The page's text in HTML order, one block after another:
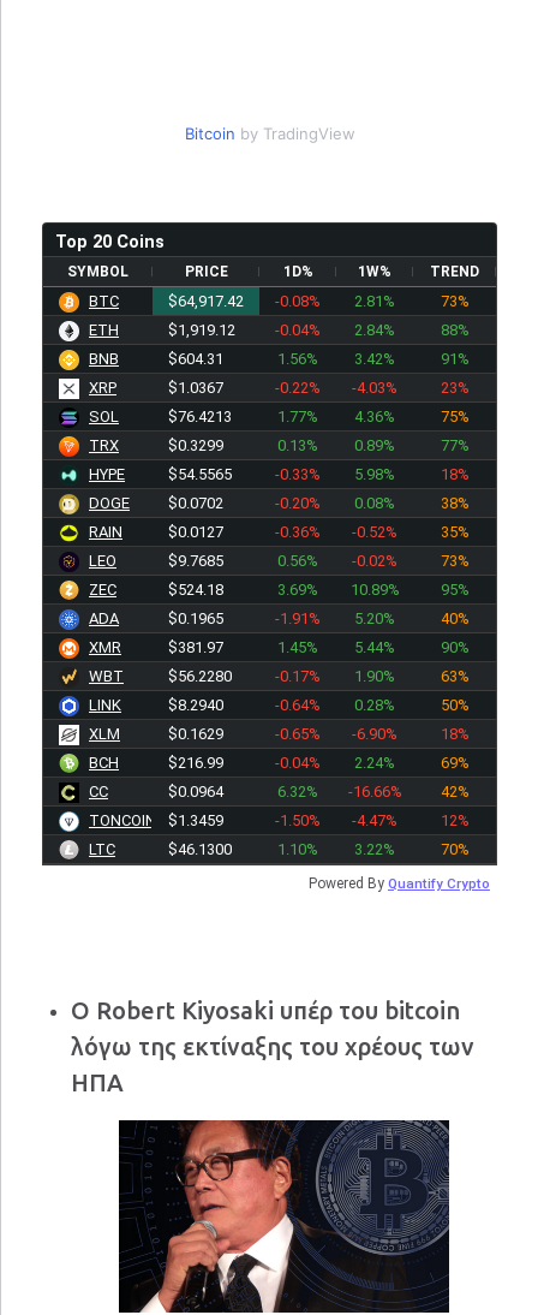
Bitcoin by TradingView
Top 20 Coins
SYMBOL PRICE 1D% 1W% TREND
BTC $64,917.42 -0.08% 2.81%
73%
ETH
$1,919.12 -0.04% 2.84%
88%
BNB
$604.31 1.56% 3.42%
91%
XRP
$1.0367 -0.22% -4.03%
23%
SOL
$76.4213 1.77% 4.36%
75%
TRX
$0.3299 0.13% 0.89%
77%
HYPE
$54.5565 -0.33% 5.98%
18%
DOGE
$0.0702 -0.20% 0.08%
38%
RAIN
$0.0127 -0.36% -0.52%
35%
LEO
$9.7685 0.56% -0.02%
73%
ZEC
$524.18 3.69% 10.89%
95%
ADA
$0.1965 -1.91% 5.20%
40%
XMR
$381.97 1.45% 5.44%
90%
WBT
$56.2280 -0.17% 1.90%
63%
LINK
$8.2940 -0.64% 0.28%
50%
XLM
$0.1629 -0.65% -6.90%
18%
BCH
$216.99 -0.04% 2.24%
69%
CC
$0.0964 6.32% -16.66%
42%
TONCOIN
$1.3459 -1.50% -4.47%
12%
LTC
$46.1300 1.10% 3.22% 70%
Powered By Quantify Crypto
Ο Robert Kiyosaki υπέρ του bitcoin
λόγω της εκτίναξης του χρέους των
ΗΠΑ